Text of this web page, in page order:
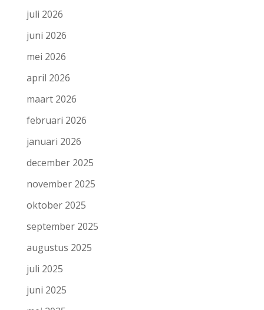
juli 2026
juni 2026
mei 2026
april 2026
maart 2026
februari 2026
januari 2026
december 2025
november 2025
oktober 2025
september 2025
augustus 2025
juli 2025
juni 2025